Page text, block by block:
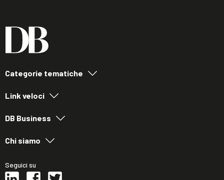
Categorie tematiche
Link veloci
DB Business
Chi siamo
Seguici su